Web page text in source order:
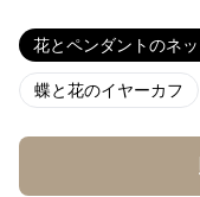
花とペンダントのネ
蝶と花のイヤーカフ